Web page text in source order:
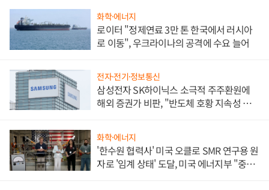
화학·에너지
로이터 "정제연료 3만 톤 한국에서 러시아
로 이동", 우크라이나의 공격에 수요 늘어
전자·전기·정보통신
삼성전자 SK하이닉스 소극적 주주환원에
해외 증권가 비판, "반도체 호황 지속성 의
화학·에너지
'한수원 협력사' 미국 오클로 SMR 연구용 원
자로 '임계 상태' 도달, 미국 에너지부 "중요